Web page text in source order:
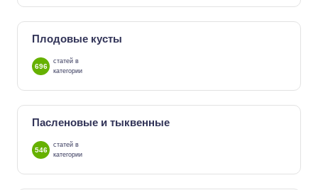
Плодовые кусты
696
статей в
категории
Пасленовые и тыквенные
546
статей в
категории